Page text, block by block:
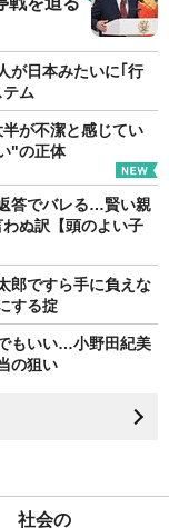
が日本みたいに｢行
ム
が不潔と感じてい
"の正体
答でバレる…賢い親
ぬ訳【頭のよい子
郎ですら手に負えな
する掟
もいい…小野田紀美
の狙い
社会の